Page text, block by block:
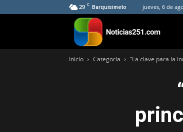
29 C Barquisimeto jueves, 6 de
Inicio Categoría “La clave para la